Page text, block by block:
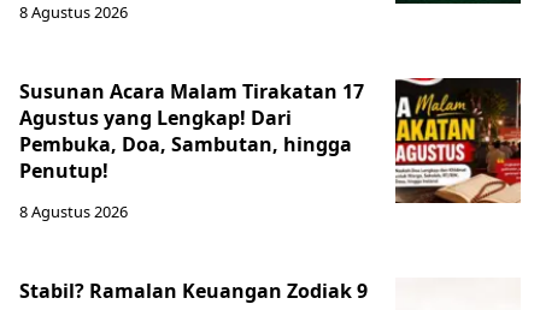
8 Agustus 2026
Susunan Acara Malam Tirakatan 17
Agustus yang Lengkap! Dari
Pembuka, Doa, Sambutan, hingga
Penutup!
8 Agustus 2026
Stabil? Ramalan Keuangan Zodiak 9